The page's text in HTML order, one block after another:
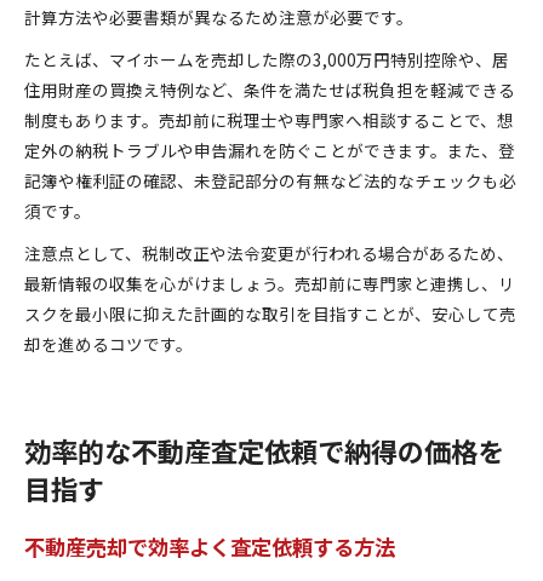
計算方法や必要書類が異なるため注意が必要です。
たとえば、マイホームを売却した際の3,000万円特別控除や、居
住用財産の買換え特例など、条件を満たせば税負担を軽減できる
制度もあります。売却前に税理士や専門家へ相談することで、想
定外の納税トラブルや申告漏れを防ぐことができます。また、登
記簿や権利証の確認、未登記部分の有無など法的なチェックも必
須です。
注意点として、税制改正や法令変更が行われる場合があるため、
最新情報の収集を心がけましょう。売却前に専門家と連携し、リ
スクを最小限に抑えた計画的な取引を目指すことが、安心して売
却を進めるコツです。
効率的な不動産査定依頼で納得の価格を
目指す
不動産売却で効率よく査定依頼する方法